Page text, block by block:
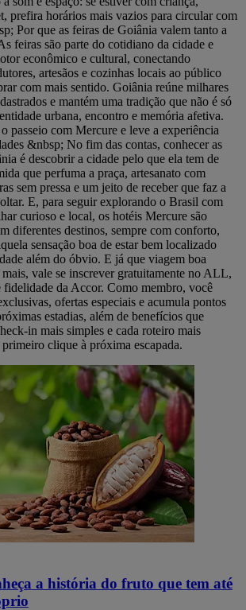
prefira horários mais vazios para circular com
Por que as feiras de Goiânia valem tanto a
feiras são parte do cotidiano da cidade e
econômico e cultural, conectando
artesãos e cozinhas locais ao público
com mais sentido. Goiânia reúne milhares
e mantém uma tradição que não é só
urbana, encontro e memória afetiva.
passeio com Mercure e leve a experiência
&nbsp; No fim das contas, conhecer as
é descobrir a cidade pelo que ela tem de
que perfuma a praça, artesanato com
sem pressa e um jeito de receber que faz a
E, para seguir explorando o Brasil com
curioso e local, os hotéis Mercure são
diferentes destinos, sempre com conforto,
sensação boa de estar bem localizado
além do óbvio. E já que viagem boa
mais, vale se inscrever gratuitamente no ALL,
fidelidade da Accor. Como membro, você
ofertas especiais e acumula pontos
estadias, além de benefícios que
in mais simples e cada roteiro mais
clique à próxima escapada.
a história do fruto que tem até